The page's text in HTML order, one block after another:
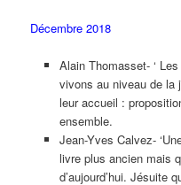
Décembre 2018
Alain Thomasset- ‘
vivons au niveau de la
leur accueil :
ensemble.
Jean-Yves Calvez-
livre plus ancien mais
d’aujourd’hui. Jésuite